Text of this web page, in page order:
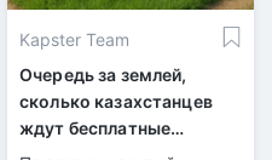
Kapster Team
Очередь за землей,
сколько казахстанцев
ждут бесплатные
участки под ИЖС